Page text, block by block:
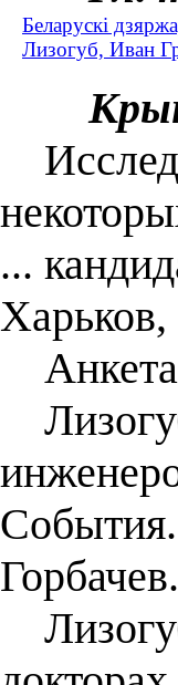
Беларускі
Лизогуб, Иван
...
Харьков,
Анкета